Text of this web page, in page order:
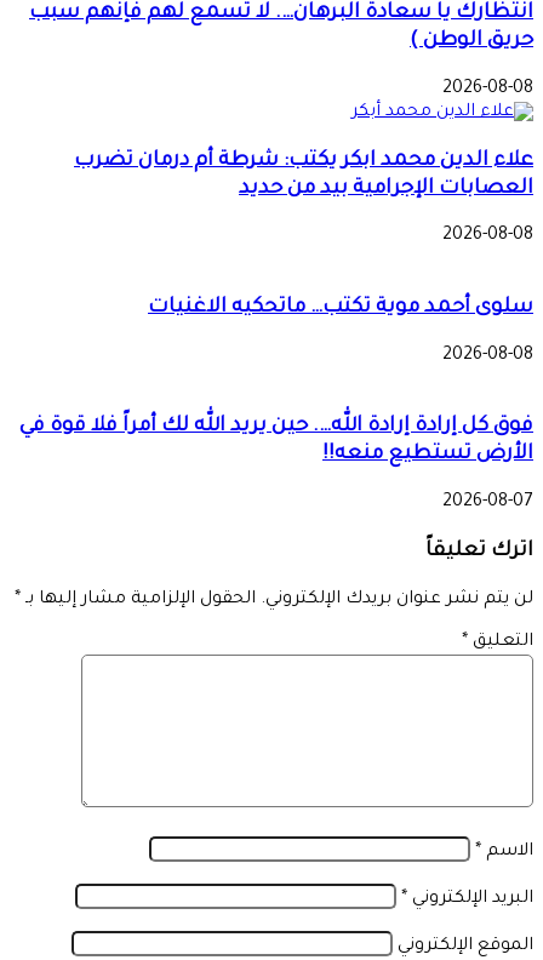
انتظارك يا سعادة البرهان…. لا تسمع لهم فإنهم سبب
حريق الوطن )
2026-08-08
علاء الدين محمد ابكر يكتب: شرطة أم درمان تضرب
العصابات الإجرامية بيد من حديد
2026-08-08
سلوى أحمد موية تكتب… ماتحكيه الاغنيات
2026-08-08
فوق كل إرادة إرادة الله…. حين يريد الله لك أمراً فلا قوة في
الأرض تستطيع منعه!!
2026-08-07
اترك تعليقاً
لن يتم نشر عنوان بريدك الإلكتروني. الحقول الإلزامية مشار إليها بـ *
التعليق *
الاسم *
البريد الإلكتروني *
الموقع الإلكتروني